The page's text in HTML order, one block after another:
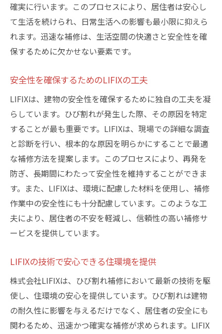
確実に行います。このプロセスにより、居住者は安心し
て生活を続けられ、日常生活への影響も最小限に抑えら
れます。迅速な補修は、生活空間の快適さと安全性を確
保するために欠かせない要素です。
安全性を確保するためのLIFIXの工夫
LIFIXは、建物の安全性を確保するために独自の工夫を凝
らしています。ひび割れが発生した際、その原因を特定
することが最も重要です。LIFIXは、現場での詳細な調査
と診断を行い、根本的な原因を明らかにすることで最適
な補修方法を提案します。このプロセスにより、再発を
防ぎ、長期間にわたって安全性を維持することができま
す。また、LIFIXは、環境に配慮した材料を使用し、補修
作業中の安全性にも十分配慮しています。このような工
夫により、居住者の不安を軽減し、信頼性の高い補修サ
ービスを提供しています。
LIFIXの技術で安心できる住環境を提供
株式会社LIFIXは、ひび割れ補修において最新の技術を駆
使し、住環境の安心を提供しています。ひび割れは建物
の耐久性に影響を与えるだけでなく、居住者の安全にも
関わるため、迅速かつ確実な補修が求められます。LIFIX